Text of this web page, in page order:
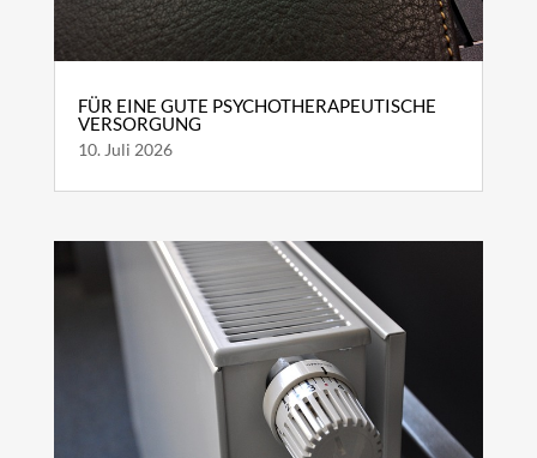
FÜR EINE GUTE PSYCHOTHERAPEUTISCHE
VERSORGUNG
10. Juli 2026